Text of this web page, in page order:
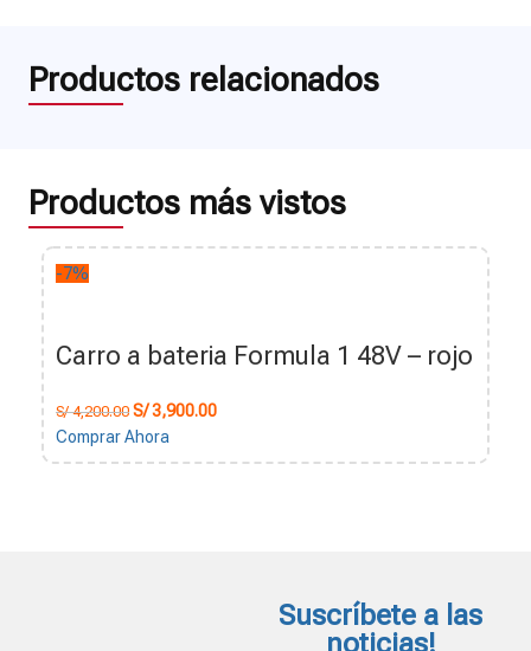
Productos relacionados
Productos más vistos
-7%
Carro a bateria Formula 1 48V – rojo
S/4,200.00 S/3,900.00
Comprar Ahora
Suscríbete a las